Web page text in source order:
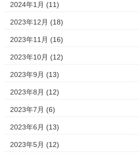
2024年1月 (11)
2023年12月 (18)
2023年11月 (16)
2023年10月 (12)
2023年9月 (13)
2023年8月 (12)
2023年7月 (6)
2023年6月 (13)
2023年5月 (12)